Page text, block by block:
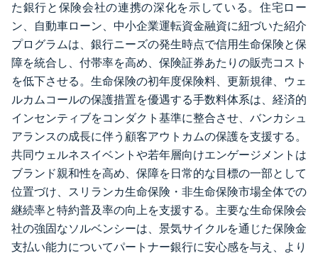
た銀行と保険会社の連携の深化を示している。住宅ロー
ン、自動車ローン、中小企業運転資金融資に紐づいた紹介
プログラムは、銀行ニーズの発生時点で信用生命保険と保
障を統合し、付帯率を高め、保険証券あたりの販売コスト
を低下させる。生命保険の初年度保険料、更新規律、ウェ
ルカムコールの保護措置を優遇する手数料体系は、経済的
インセンティブをコンダクト基準に整合させ、バンカシュ
アランスの成長に伴う顧客アウトカムの保護を支援する。
共同ウェルネスイベントや若年層向けエンゲージメントは
ブランド親和性を高め、保障を日常的な目標の一部として
位置づけ、スリランカ生命保険・非生命保険市場全体での
継続率と特約普及率の向上を支援する。主要な生命保険会
社の強固なソルベンシーは、景気サイクルを通じた保険金
支払い能力についてパートナー銀行に安心感を与え、より